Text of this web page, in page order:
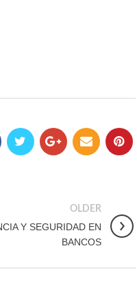
OLDER
Y SEGURIDAD EN
BANCOS